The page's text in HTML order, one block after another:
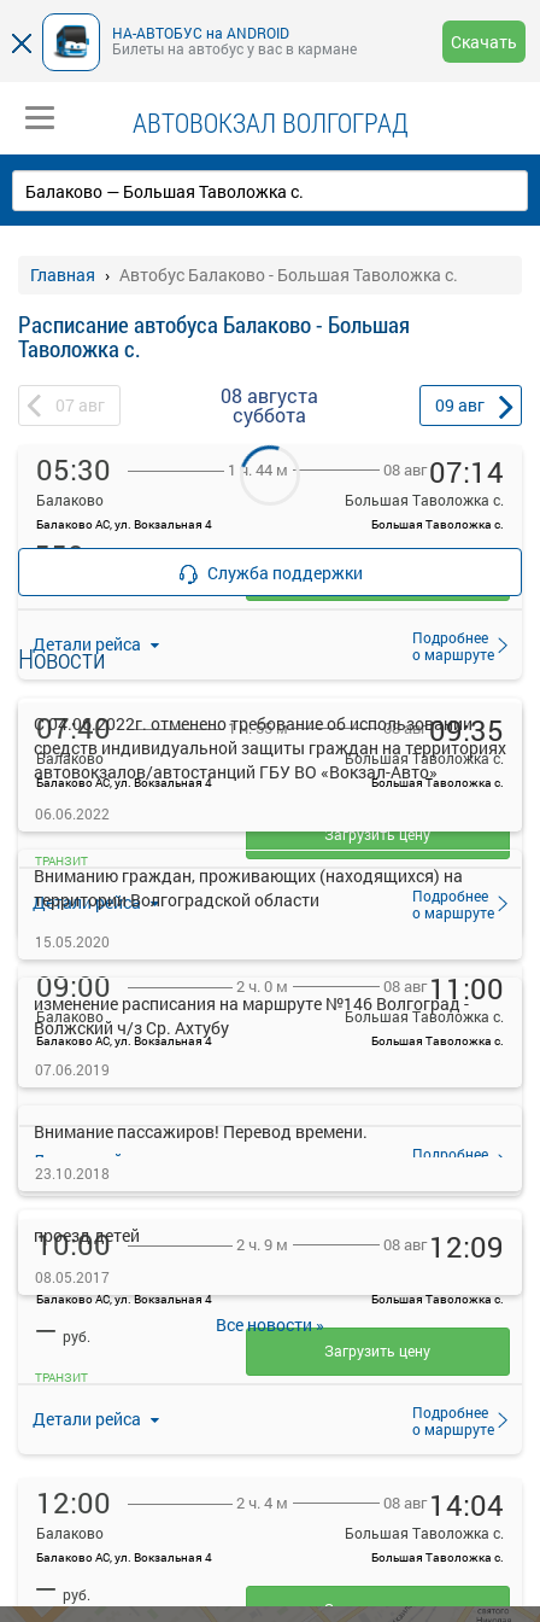
НА-АВТОБУС на ANDROID
Билеты на автобус у вас в кармане
Скачать
АВТОВОКЗАЛ ВОЛГОГРАД
Главная Автобус Балаково - Большая Таволожка с.
Расписание автобуса Балаково - Большая
Таволожка с.
07 авг 08 августа
суббота 09 авг
05:30
Балаково
Балаково АС, ул. Вокзальная 4
1 ч. 44 м 08 авг07:14
Большая Таволожка с.
Большая Таволожка с.
Детали рейса
Подробнее
о маршруте
550
Выбрать
07:40
Балаково
Балаково АС, ул. Вокзальная 4
1 ч. 55 м 08 авг09:35
Большая Таволожка с.
Большая Таволожка с.
Детали рейса
Подробнее
о маршруте
— руб.
ТРАНЗИТ
Загрузить цену
09:00
Балаково
Балаково АС, ул. Вокзальная 4
2 ч. 0 м 08 авг 11:00
Большая Таволожка с.
Большая Таволожка с.
Детали рейса
Подробнее
— руб.
10:00
Балаково
Балаково АС, ул. Вокзальная 4
2 ч. 9 м 08 авг 12:09
Большая Таволожка с.
Детали рейса
Подробнее
о маршруте
— руб.
ТРАНЗИТ
Загрузить цену
12:00
Балаково
Балаково АС, ул. Вокзальная 4
2 ч. 4 м 08 авг 14:04
Большая Таволожка с.
Большая Таволожка с.
— руб.
Загрузить цену
Служба поддержки
Новости
С 04.06.2022г. отменено требование об использовании
средств индивидуальной защиты граждан на территориях
автовокзалов/автостанций ГБУ ВО «Вокзал-Авто»
06.06.2022
Вниманию граждан, проживающих (находящихся) на
территории Волгоградской области
15.05.2020
изменение расписания на маршруте №146 Волгоград -
Волжский ч/з Ср. Ахтубу
07.06.2019
Внимание пассажиров! Перевод времени.
23.10.2018
проезд детей
08.05.2017
Все новости »